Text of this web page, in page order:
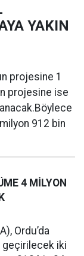
YAKIN
projesine 1
projesine ise
912 bin
4 MİLYON
Ordu’da
geçirilecek iki